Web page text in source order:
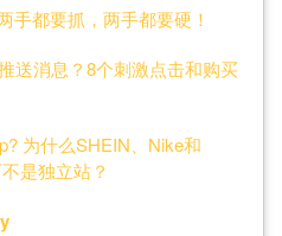
手都要抓，两手都要硬！
送消息？8个刺激点击和购买
为什么SHEIN、Nike和
是独立站？